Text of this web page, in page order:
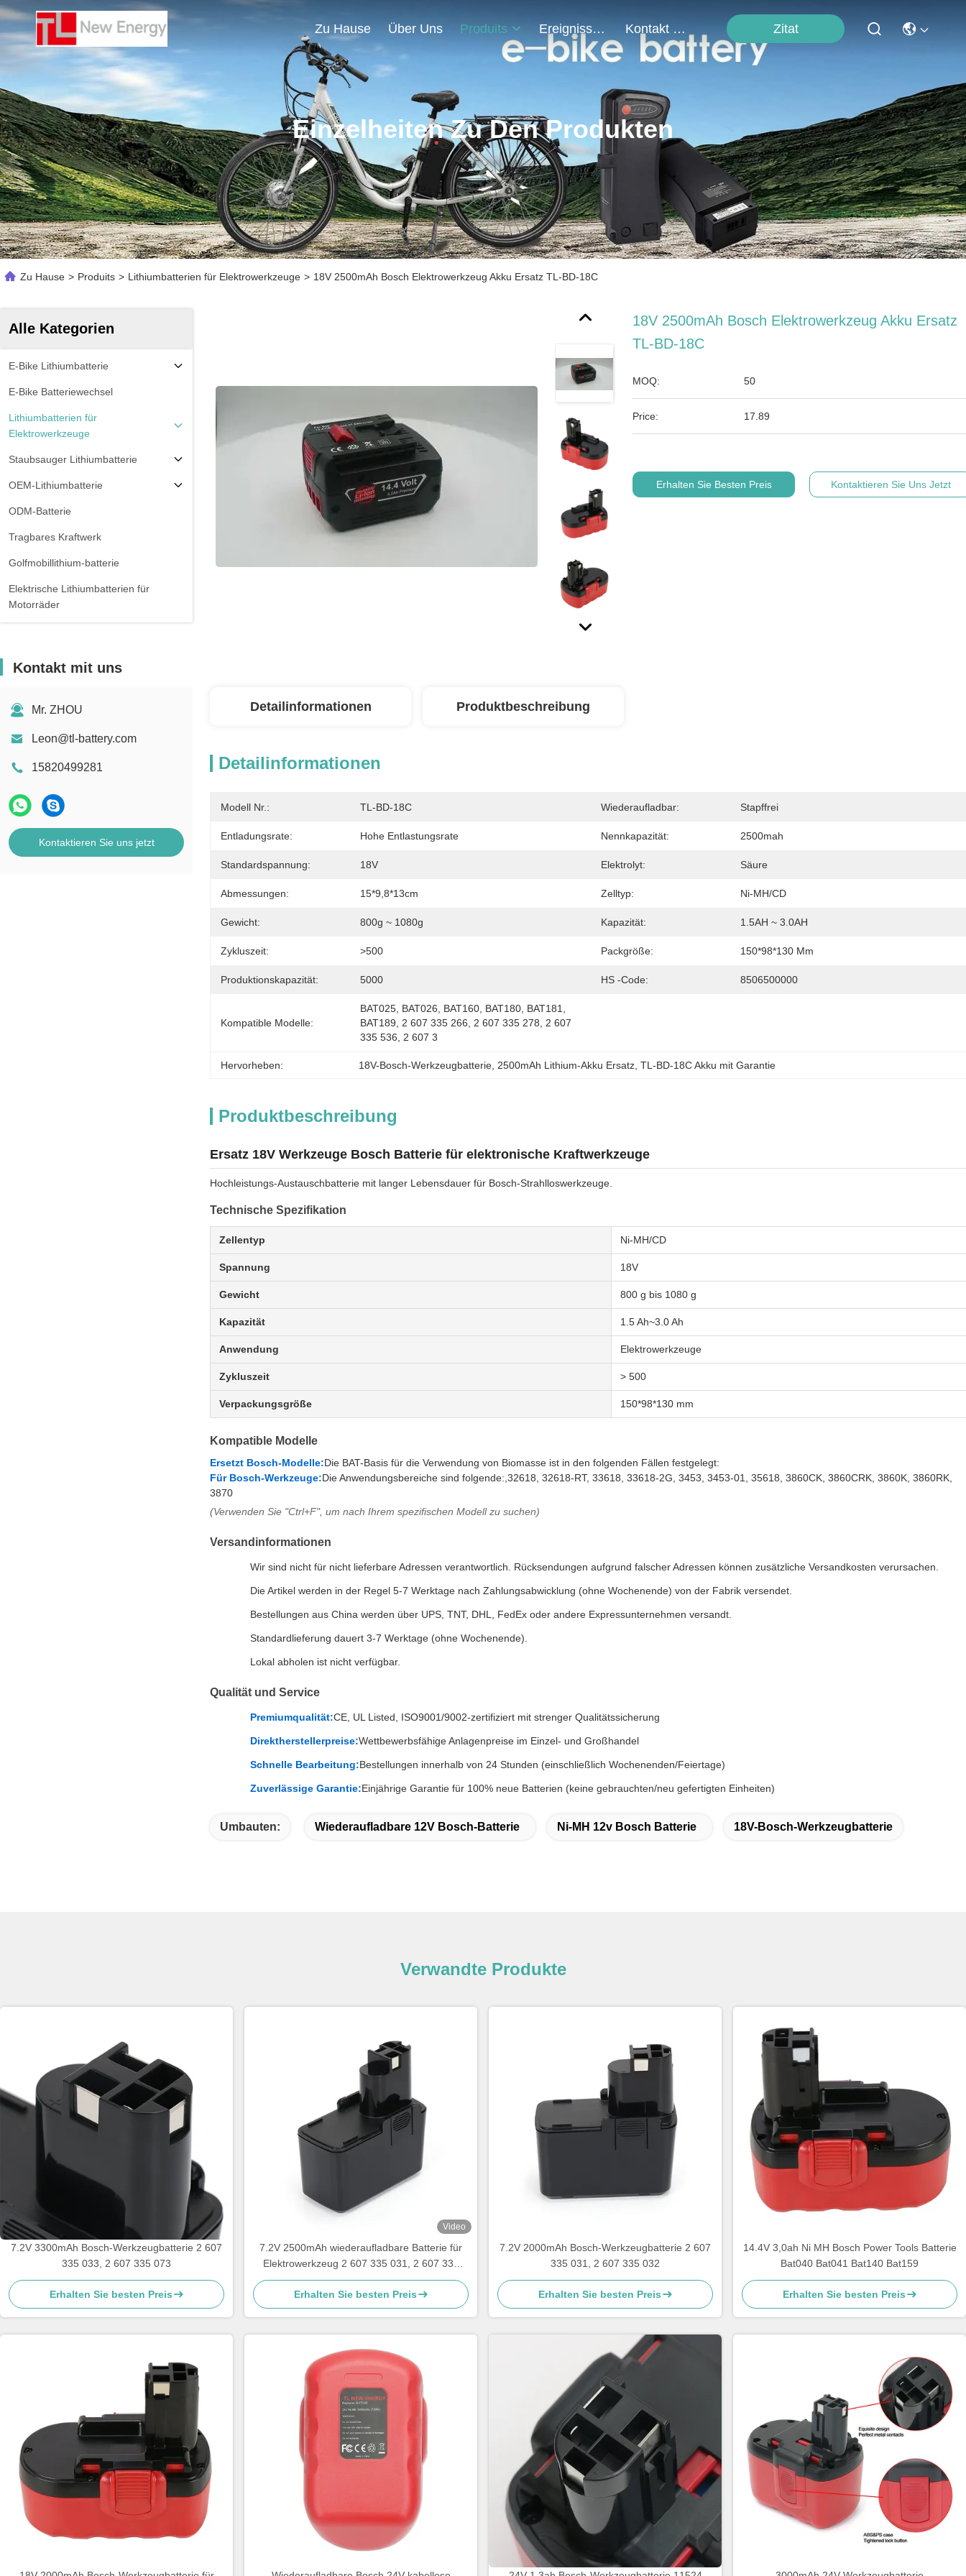
Zu Hause Über Uns Produits Ereignisse Kontakt Mit Uns Zitat
Einzelheiten Zu Den Produkten
Zu Hause > Produits > Lithiumbatterien für Elektrowerkzeuge > 18V 2500mAh Bosch Elektrowerkzeug Akku Ersatz TL-BD-18C
Alle Kategorien
E-Bike Lithiumbatterie
E-Bike Batteriewechsel
Lithiumbatterien für
Elektrowerkzeuge
Staubsauger Lithiumbatterie
OEM-Lithiumbatterie
ODM-Batterie
Tragbares Kraftwerk
Golfmobillithium-batterie
Elektrische Lithiumbatterien für
Motorräder
Kontakt mit uns
Mr. ZHOU
Leon@tl-battery.com
15820499281
Kontaktieren Sie uns jetzt
18V 2500mAh Bosch Elektrowerkzeug Akku Ersatz
TL-BD-18C
MOQ: 50
Price: 17.89
Erhalten Sie Besten Preis Kontaktieren Sie Uns Jetzt
Detailinformationen Produktbeschreibung
Detailinformationen
Modell Nr.: TL-BD-18C Wiederaufladbar: Stapffrei
Entladungsrate: Hohe Entlastungsrate Nennkapazität: 2500mah
Standardspannung: 18V Elektrolyt: Säure
Abmessungen: 15*9,8*13cm Zelltyp: Ni-MH/CD
Gewicht: 800g ~ 1080g Kapazität: 1.5AH ~ 3.0AH
Zykluszeit: >500 Packgröße: 150*98*130 Mm
Produktionskapazität: 5000 HS -Code: 8506500000
Kompatible Modelle:
BAT025, BAT026, BAT160, BAT180, BAT181,
BAT189, 2 607 335 266, 2 607 335 278, 2 607
335 536, 2 607 3
Hervorheben: 18V-Bosch-Werkzeugbatterie 2500mAh Lithium-Akku Ersatz , TL-BD-18C Akku mit Garantie
Produktbeschreibung
Ersatz 18V Werkzeuge Bosch Batterie für elektronische Kraftwerkzeuge
Hochleistungs-Austauschbatterie mit langer Lebensdauer für Bosch-Strahlloswerkzeuge.
Technische Spezifikation
Zellentyp Ni-MH/CD
Spannung 18V
Gewicht 800 g bis 1080 g
Kapazität 1.5 Ah~3.0 Ah
Anwendung Elektrowerkzeuge
Zykluszeit > 500
Verpackungsgröße 150*98*130 mm
Kompatible Modelle
Ersetzt Bosch-Modelle:Die BAT-Basis für die Verwendung von Biomasse ist in den folgenden Fällen festgelegt:
Für Bosch-Werkzeuge:Die Anwendungsbereiche sind folgende:,32618, 32618-RT, 33618, 33618-2G, 3453, 3453-01, 35618, 3860CK, 3860CRK, 3860K, 3860RK,
3870
(Verwenden Sie "Ctrl+F", um nach Ihrem spezifischen Modell zu suchen)
Versandinformationen
Wir sind nicht für nicht lieferbare Adressen verantwortlich. Rücksendungen aufgrund falscher Adressen können zusätzliche Versandkosten verursachen.
Die Artikel werden in der Regel 5-7 Werktage nach Zahlungsabwicklung (ohne Wochenende) von der Fabrik versendet.
Bestellungen aus China werden über UPS, TNT, DHL, FedEx oder andere Expressunternehmen versandt.
Standardlieferung dauert 3-7 Werktage (ohne Wochenende).
Lokal abholen ist nicht verfügbar.
Qualität und Service
Premiumqualität:CE, UL Listed, ISO9001/9002-zertifiziert mit strenger Qualitätssicherung
Direktherstellerpreise:Wettbewerbsfähige Anlagenpreise im Einzel- und Großhandel
Schnelle Bearbeitung:Bestellungen innerhalb von 24 Stunden (einschließlich Wochenenden/Feiertage)
Zuverlässige Garantie:Einjährige Garantie für 100% neue Batterien (keine gebrauchten/neu gefertigten Einheiten)
Umbauten: Wiederaufladbare 12V Bosch-Batterie Ni-MH 12v Bosch Batterie 18V-Bosch-Werkzeugbatterie
Verwandte Produkte
7.2V 3300mAh Bosch-Werkzeugbatterie 2 607
335 033, 2 607 335 073
Erhalten Sie besten Preis
Video
7.2V 2500mAh wiederaufladbare Batterie für
Elektrowerkzeug 2 607 335 031, 2 607 335
032
Erhalten Sie besten Preis
7.2V 2000mAh Bosch-Werkzeugbatterie 2 607
335 031, 2 607 335 032
Erhalten Sie besten Preis
14.4V 3,0ah Ni MH Bosch Power Tools Batterie
Bat040 Bat041 Bat140 Bat159
Erhalten Sie besten Preis